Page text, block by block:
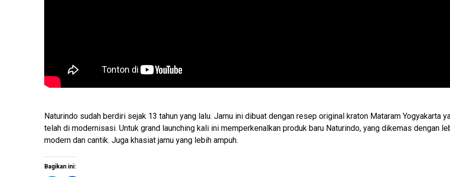
Naturindo sudah berdiri sejak 13 tahun yang lalu. Jamu ini dibuat dengan resep original kraton Mataram Yogyakarta
telah di modernisasi. Untuk grand launching kali ini memperkenalkan produk baru Naturindo, yang dikemas dengan
modern dan cantik. Juga khasiat jamu yang lebih ampuh.
Bagikan ini: